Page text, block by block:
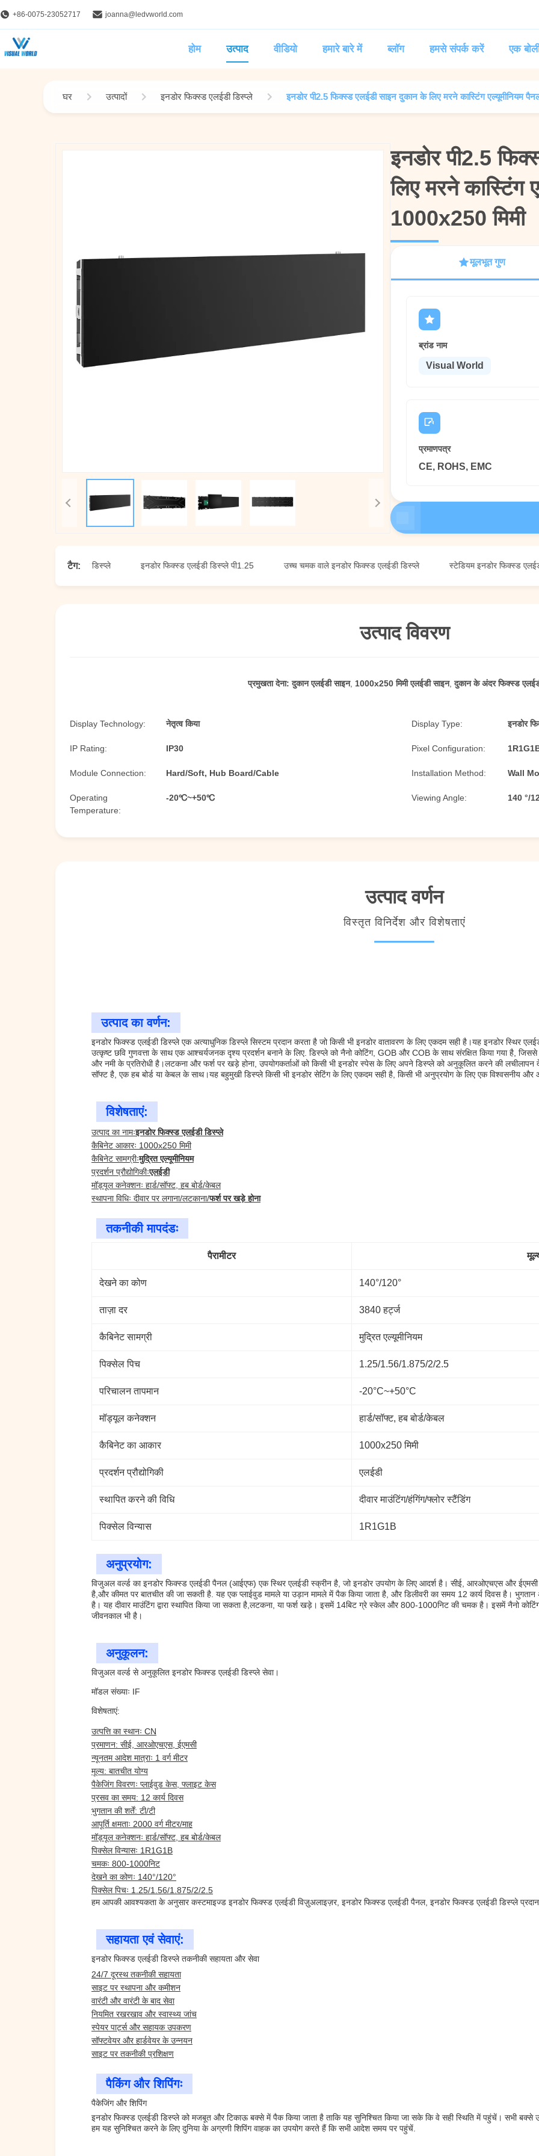
+86-0075-23052717 joanna@ledvworld.com
होम उत्पाद वीडियो हमारे बारे में ब्लॉग हमसे संपर्क करें एक
घर उत्पादों इनडोर फिक्स्ड एलईडी डिस्प्ले इनडोर पी2.5 फिक्स्ड एलईडी साइन दुकान के लिए मरने कास्टिंग एल्यूमीनियम
इनडोर पी2.5
लिए मरने कास्टिंग
1000x250 मिमी
इनडोर पी2.5
लिए मरने कास्टिंग
1000x250 मिमी
मूलभूत गुण
ब्रांड नाम
Visual World
प्रमाणपत्र
CE, ROHS, EMC
टैग:
इनडोर फिक्स्ड एलईडी डिस्प्ले इनडोर फिक्स्ड एलईडी डिस्प्ले पी1.25 उच्च चमक वाले इनडोर फिक्स्ड एलईडी डिस्प्ले स्टेडियम इनडोर फिक्स्ड एलईडी
उत्पाद विवरण
प्रमुखता देना: दुकान एलईडी साइन, 1000x250 मिमी एलईडी साइन,दुकान के अंदर फिक्स्ड
Display Technology: नेतृत्व किया Display Type: इनडोर
IP Rating: IP30 Pixel Configuration:
Module Connection: Hard/Soft, Hub Board/Cable Installation Method: Wall
Operating
Temperature:
-20℃~+50℃ Viewing Angle: 140 °/
उत्पाद वर्णन
विस्तृत विनिर्देश और विशेषताएं
उत्पाद का वर्णन:
इनडोर फिक्स्ड एलईडी डिस्प्ले एक अत्याधुनिक डिस्प्ले सिस्टम प्रदान करता है जो किसी भी इनडोर वातावरण के लिए एकदम सही है।यह इनडोर स्थिर
उत्कृष्ट छवि गुणवत्ता के साथ एक आश्चर्यजनक दृश्य प्रदर्शन बनाने के लिए. डिस्प्ले को नैनो कोटिंग, GOB और COB के साथ संरक्षित किया गया है,
और नमी के प्रतिरोधी है।लटकना और फर्श पर खड़े होना, उपयोगकर्ताओं को किसी भी इनडोर स्पेस के लिए अपने डिस्प्ले को अनुकूलित करने की लचीलापन
सॉफ्ट है, एक हब बोर्ड या केबल के साथ।यह बहुमुखी डिस्प्ले किसी भी इनडोर सेटिंग के लिए एकदम सही है, किसी भी अनुप्रयोग के लिए एक विश्वसनीय और
विशेषताएं:
उत्पाद का नामःइनडोर फिक्स्ड एलईडी डिस्प्ले
कैबिनेट आकारः 1000x250 मिमी
कैबिनेट सामग्रीःमुद्रित एल्यूमीनियम
प्रदर्शन प्रौद्योगिकीःएलईडी
मॉड्यूल कनेक्शनः हार्ड/सॉफ्ट, हब बोर्ड/केबल
स्थापना विधिः दीवार पर लगाना/लटकाना/फर्श पर खड़े होना
तकनीकी मापदंडः
पैरामीटर
देखने का कोण 140°/120°
ताज़ा दर 3840 हर्ट्ज
कैबिनेट सामग्री मुद्रित एल्यूमीनियम
पिक्सेल पिच 1.25/1.56/1.875/2/2.5
परिचालन तापमान -20°C~+50°C
मॉड्यूल कनेक्शन हार्ड/सॉफ्ट, हब बोर्ड/केबल
कैबिनेट का आकार 1000x250 मिमी
प्रदर्शन प्रौद्योगिकी एलईडी
स्थापित करने की विधि दीवार माउंटिंग/हंगिंग/फ्लोर स्टैंडिंग
पिक्सेल विन्यास 1R1G1B
अनुप्रयोग:
विजुअल वर्ल्ड का इनडोर फिक्स्ड एलईडी पैनल (आईएफ) एक स्थिर एलईडी स्क्रीन है, जो इनडोर उपयोग के लिए आदर्श है। सीई, आरओएचएस और ईएमसी
है,और कीमत पर बातचीत की जा सकती है. यह एक प्लाईवुड मामले या उड़ान मामले में पैक किया जाता है, और डिलीवरी का समय 12 कार्य दिवस है। भुगतान
है। यह दीवार माउंटिंग द्वारा स्थापित किया जा सकता है,लटकना, या फर्श खड़े। इसमें 14बिट ग्रे स्केल और 800-1000निट की चमक है। इसमें नैनो
जीवनकाल भी है।
अनुकूलन:
विजुअल वर्ल्ड से अनुकूलित इनडोर फिक्स्ड एलईडी डिस्प्ले सेवा।
मॉडल संख्याः IF
विशेषताएं:
उत्पत्ति का स्थानः CN
प्रमाणन: सीई, आरओएचएस, ईएमसी
न्यूनतम आदेश मात्राः 1 वर्ग मीटर
मूल्य: बातचीत योग्य
पैकेजिंग विवरणः प्लाईवुड केस, फ्लाइट केस
प्रसव का समय: 12 कार्य दिवस
भुगतान की शर्तें: टी/टी
आपूर्ति क्षमताः 2000 वर्ग मीटर/माह
मॉड्यूल कनेक्शनः हार्ड/सॉफ्ट, हब बोर्ड/केबल
पिक्सेल विन्यासः 1R1G1B
चमकः 800-1000निट
देखने का कोणः 140°/120°
पिक्सेल पिचः 1.25/1.56/1.875/2/2.5
हम आपकी आवश्यकता के अनुसार कस्टमाइज्ड इनडोर फिक्स्ड एलईडी विज़ुअलाइज़र, इनडोर फिक्स्ड एलईडी पैनल, इनडोर फिक्स्ड एलईडी डिस्प्ले
सहायता एवं सेवाएं:
इनडोर फिक्स्ड एलईडी डिस्प्ले तकनीकी सहायता और सेवा
24/7 दूरस्थ तकनीकी सहायता
साइट पर स्थापना और कमीशन
वारंटी और वारंटी के बाद सेवा
नियमित रखरखाव और स्वास्थ्य जांच
स्पेयर पार्ट्स और सहायक उपकरण
सॉफ्टवेयर और हार्डवेयर के उन्नयन
साइट पर तकनीकी प्रशिक्षण
पैकिंग और शिपिंगः
पैकेजिंग और शिपिंग
इनडोर फिक्स्ड एलईडी डिस्प्ले को मजबूत और टिकाऊ बक्से में पैक किया जाता है ताकि यह सुनिश्चित किया जा सके कि वे सही स्थिति में पहुंचें। सभी बक्से
हम यह सुनिश्चित करने के लिए दुनिया के अग्रणी शिपिंग वाहक का उपयोग करते हैं कि सभी आदेश समय पर पहुंचें.